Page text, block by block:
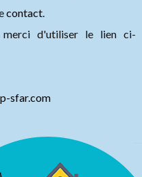
contact.
merci d'utiliser le lien ci-
sfar.com